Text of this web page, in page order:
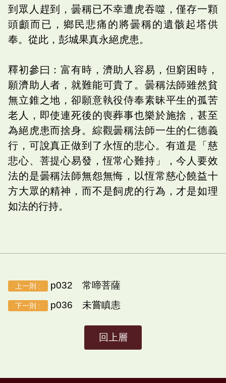
到眾人趕到，曇稱已不幸遭虎吞噬，僅存一顆
頭顱而已，鄉民悲痛的將曇稱的遺骸起塔供
奉。從此，彭城果真永絕虎患。
釋初參曰：富有時，濟助人容易，但窮困時，
願濟助人者，就難能可貴了。曇稱法師雖然貧
無立錐之地，卻願意執役侍奉素昧平生的孤苦
老人，即使連死後的喪葬事也樂於施捨，甚至
為絕虎患而捨身。綜觀曇稱法師一生的仁德義
行，可說真正做到了永恆的悲心。有道是「慈
悲心、菩提心易發，恆常心難持」，今人要效
法的是曇稱法師無怨無悔，以恆常慈心饒益十
方大眾的精神，而不是飼虎的行為，才是如理
如法的行持。
上一則 : p032 常啼菩薩
下一則 : p036 未嘗瞋恚
回上層